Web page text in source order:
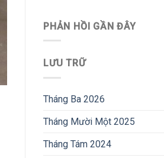
PHẢN HỒI GẦN ĐÂY
LƯU TRỮ
Tháng Ba 2026
Tháng Mười Một 2025
Tháng Tám 2024